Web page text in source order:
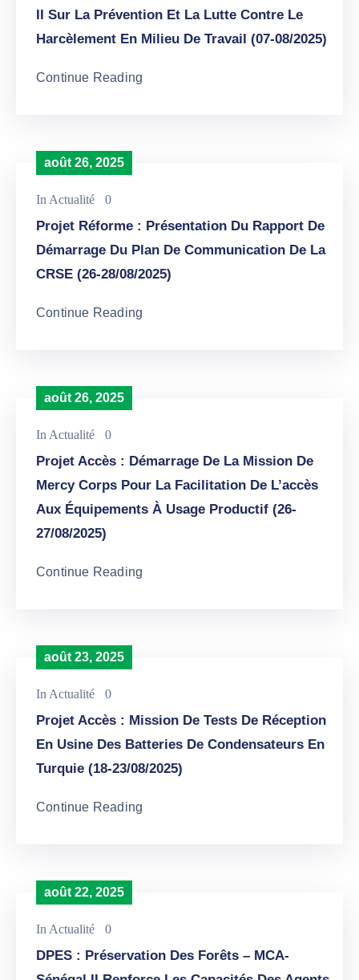
II Sur La Prévention Et La Lutte Contre Le
Harcèlement En Milieu De Travail (07-08/2025)
Continue Reading
août 26, 2025
In Actualité 0
Projet Réforme : Présentation Du Rapport De
Démarrage Du Plan De Communication De La
CRSE (26-28/08/2025)
Continue Reading
août 26, 2025
In Actualité 0
Projet Accès : Démarrage De La Mission De
Mercy Corps Pour La Facilitation De L’accès
Aux Équipements À Usage Productif (26-
27/08/2025)
Continue Reading
août 23, 2025
In Actualité 0
Projet Accès : Mission De Tests De Réception
En Usine Des Batteries De Condensateurs En
Turquie (18-23/08/2025)
Continue Reading
août 22, 2025
In Actualité 0
DPES : Préservation Des Forêts – MCA-